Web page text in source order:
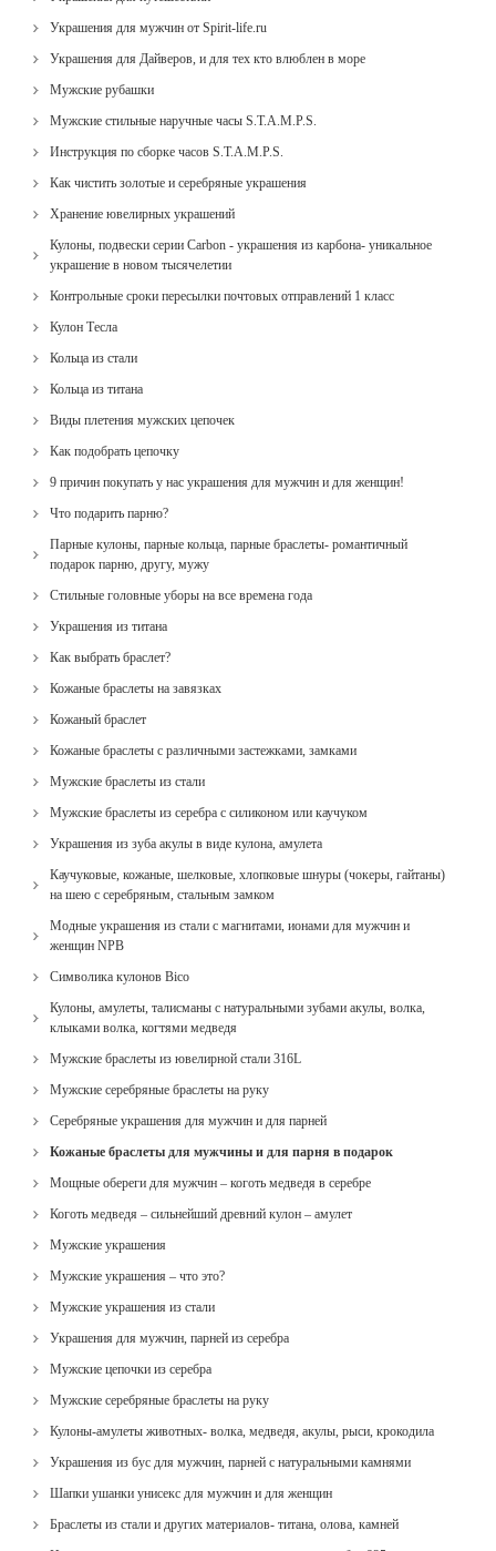
Украшения для мужчин от Spirit-life.ru
Украшения для Дайверов, и для тех кто влюблен в море
Мужские рубашки
Мужские стильные наручные часы S.T.A.M.P.S.
Инструкция по сборке часов S.T.A.M.P.S.
Как чистить золотые и серебряные украшения
Хранение ювелирных украшений
Кулоны, подвески серии Carbon - украшения из карбона- уникальное
украшение в новом тысячелетии
Контрольные сроки пересылки почтовых отправлений 1 класс
Кулон Тесла
Кольца из стали
Кольца из титана
Виды плетения мужских цепочек
Как подобрать цепочку
9 причин покупать у нас украшения для мужчин и для женщин!
Что подарить парню?
Парные кулоны, парные кольца, парные браслеты- романтичный
подарок парню, другу, мужу
Стильные головные уборы на все времена года
Украшения из титана
Как выбрать браслет?
Кожаные браслеты на завязках
Кожаный браслет
Кожаные браслеты с различными застежками, замками
Мужские браслеты из стали
Мужские браслеты из серебра с силиконом или каучуком
Украшения из зуба акулы в виде кулона, амулета
Каучуковые, кожаные, шелковые, хлопковые шнуры (чокеры, гайтаны)
на шею с серебряным, стальным замком
Модные украшения из стали с магнитами, ионами для мужчин и
женщин NPB
Cимволика кулонов Bico
Кулоны, амулеты, талисманы с натуральными зубами акулы, волка,
клыками волка, когтями медведя
Мужские браслеты из ювелирной стали 316L
Мужские серебряные браслеты на руку
Серебряные украшения для мужчин и для парней
Кожаные браслеты для мужчины и для парня в подарок
Мощные обереги для мужчин – коготь медведя в серебре
Коготь медведя – сильнейший древний кулон – амулет
Мужские украшения
Мужские украшения – что это?
Мужские украшения из стали
Украшения для мужчин, парней из серебра
Мужские цепочки из серебра
Мужские серебряные браслеты на руку
Кулоны-амулеты животных- волка, медведя, акулы, рыси, крокодила
Украшения из бус для мужчин, парней с натуральными камнями
Шапки ушанки унисекс для мужчин и для женщин
Браслеты из стали и других материалов- титана, олова, камней